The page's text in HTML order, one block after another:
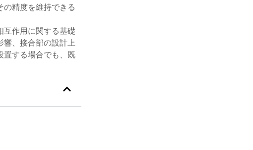
の精度を維持できる
互作用に関する基礎
響、接合部の設計上
置する場合でも、既